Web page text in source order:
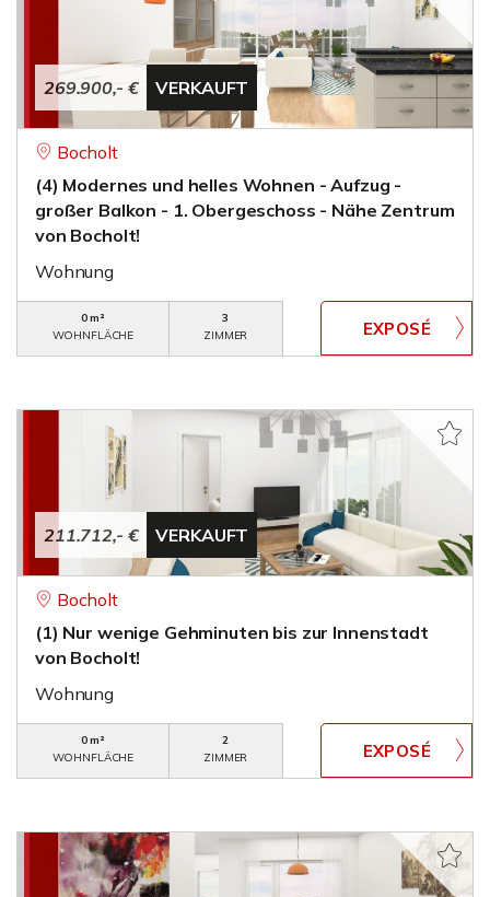
269.900,- € VERKAUFT
Bocholt
(4) Modernes und helles Wohnen - Aufzug -
großer Balkon - 1. Obergeschoss - Nähe Zentrum
von Bocholt!
Wohnung
0 m²
WOHNFLÄCHE
3
ZIMMER
211.712,- € VERKAUFT
Bocholt
(1) Nur wenige Gehminuten bis zur Innenstadt
von Bocholt!
Wohnung
0 m²
WOHNFLÄCHE
2
ZIMMER